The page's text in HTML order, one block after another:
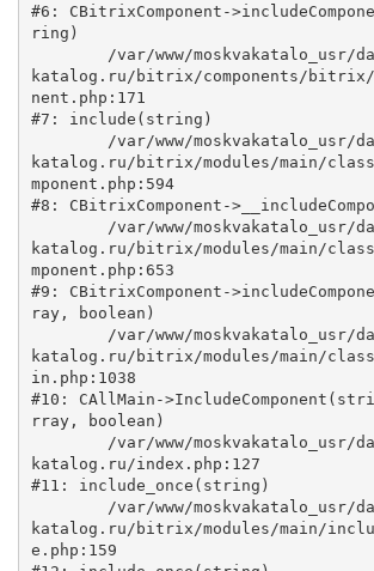
#6: CBitrixComponent-
ring)
katalog.ru/bitrix/components/bitrix/
nent.php:171
#7: include(string)
katalog.ru/bitrix/modules/main/
mponent.php:594
#8: CBitrixComponent-
katalog.ru/bitrix/modules/main/
mponent.php:653
#9: CBitrixComponent-
ray, boolean)
katalog.ru/bitrix/modules/main/
in.php:1038
#10: CAllMain-
rray, boolean)
katalog.ru/index.php:127
#11: include_once(string)
katalog.ru/bitrix/modules/main/
e.php:159